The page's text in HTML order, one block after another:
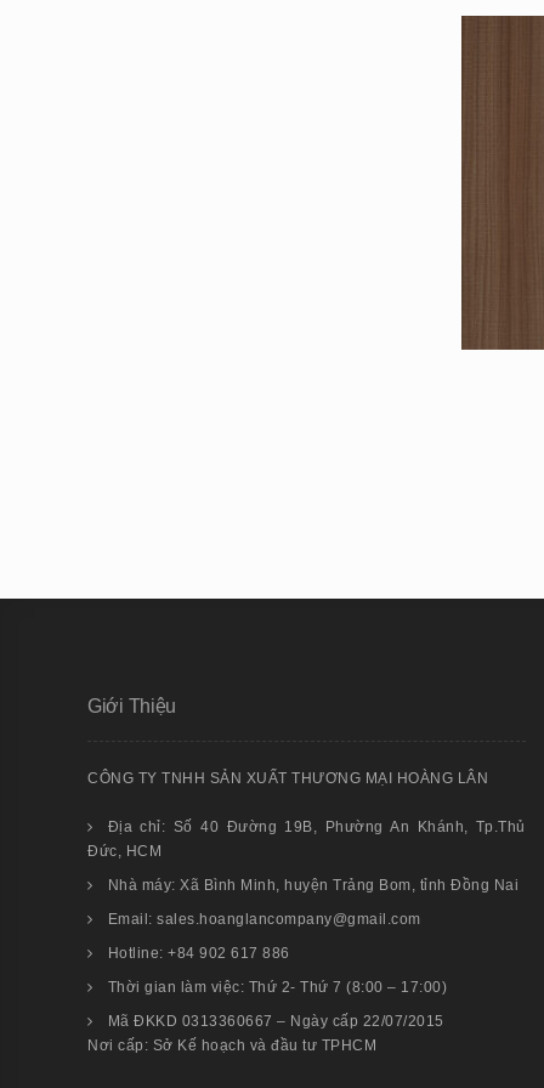
Giới Thiệu
CÔNG TY TNHH SẢN XUẤT THƯƠNG MẠI HOÀNG LÂN
Địa chỉ: Số 40 Đường 19B, Phường An Khánh, Tp.Thủ
Đức, HCM
Nhà máy: Xã Bình Minh, huyện Trảng Bom, tỉnh Đồng Nai
Email: sales.hoanglancompany@gmail.com
Hotline: +84 902 617 886
Thời gian làm việc: Thứ 2- Thứ 7 (8:00 – 17:00)
Mã ĐKKD 0313360667 – Ngày cấp 22/07/2015
Nơi cấp: Sở Kế hoạch và đầu tư TPHCM